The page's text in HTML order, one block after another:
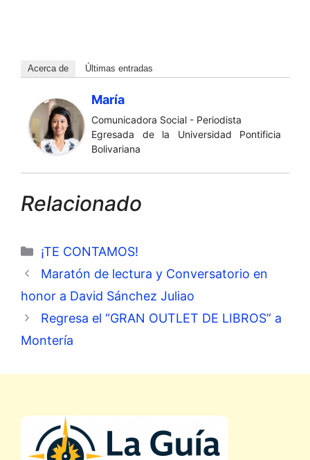
Acerca de Últimas entradas
María
Comunicadora Social - Periodista
Egresada de la Universidad Pontificia
Bolivariana
Relacionado
Categorías
¡TE CONTAMOS!
Maratón de lectura y Conversatorio en
honor a David Sánchez Juliao
Regresa el “GRAN OUTLET DE LIBROS” a
Montería